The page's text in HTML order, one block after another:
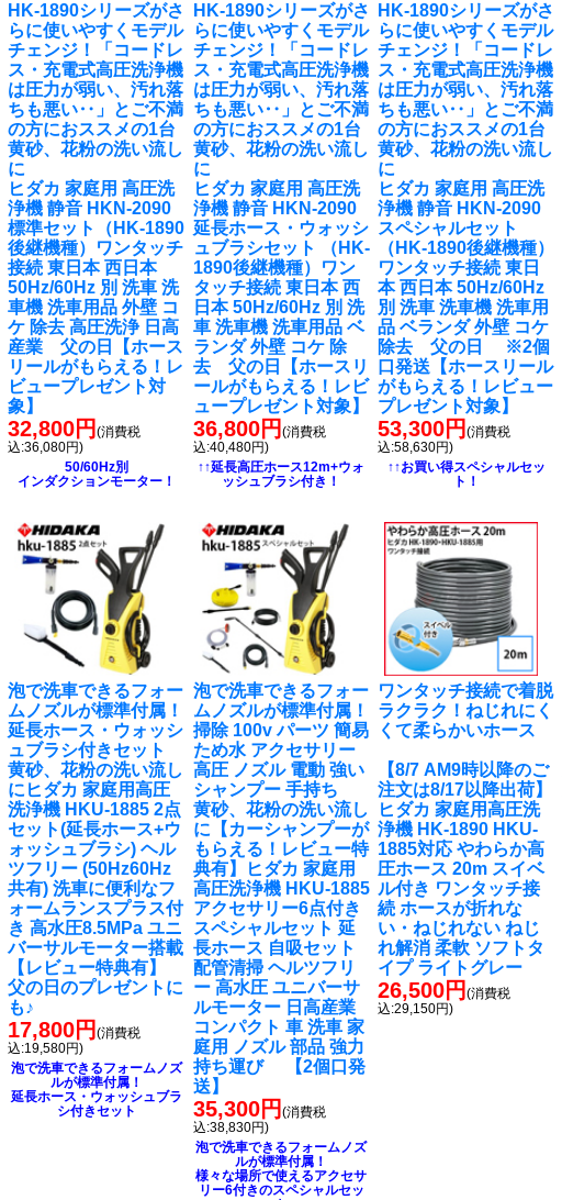
HK-1890シリーズがさ
らに使いやすくモデル
チェンジ！「コードレ
ス・充電式高圧洗浄機
は圧力が弱い、汚れ落
ちも悪い‥」とご不満
の方におススメの1台
黄砂、花粉の洗い流し
に
ヒダカ 家庭用 高圧洗
浄機 静音 HKN-2090
標準セット（HK-1890
後継機種）ワンタッチ
接続 東日本 西日本
50Hz/60Hz 別 洗車 洗
車機 洗車用品 外壁 コ
ケ 除去 高圧洗浄 日高
産業 父の日【ホース
リールがもらえる！レ
ビュープレゼント対
象】
32,800円(消費税
込:36,080円)
50/60Hz別
インダクションモーター！
HK-1890シリーズがさ
らに使いやすくモデル
チェンジ！「コードレ
ス・充電式高圧洗浄機
は圧力が弱い、汚れ落
ちも悪い‥」とご不満
の方におススメの1台
黄砂、花粉の洗い流し
に
ヒダカ 家庭用 高圧洗
浄機 静音 HKN-2090
延長ホース・ウォッシ
ュブラシセット （HK-
1890後継機種）ワン
タッチ接続 東日本 西
日本 50Hz/60Hz 別 洗
車 洗車機 洗車用品 ベ
ランダ 外壁 コケ 除
去 父の日【ホースリ
ールがもらえる！レビ
ュープレゼント対象】
36,800円 (消費税
込:40,480円)
↑↑延長高圧ホース12m+ウォ
ッシュブラシ付き！
HK-1890シリーズがさ
らに使いやすくモデル
チェンジ！「コードレ
ス・充電式高圧洗浄機
は圧力が弱い、汚れ落
ちも悪い‥」とご不満
の方におススメの1台
黄砂、花粉の洗い流し
に
ヒダカ 家庭用 高圧洗
浄機 静音 HKN-2090
スペシャルセット
（HK-1890後継機種）
ワンタッチ接続 東日
本 西日本 50Hz/60Hz
別 洗車 洗車機 洗車用
品 ベランダ 外壁 コケ
除去 父の日 ※2個
口発送【ホースリール
がもらえる！レビュー
プレゼント対象】
53,300円(消費税
込:58,630円)
↑↑お買い得スペシャルセッ
ト！
泡で洗車できるフォー
ムノズルが標準付属！
延長ホース・ウォッシ
ュブラシ付きセット
黄砂、花粉の洗い流し
に ヒダカ 家庭用高圧
洗浄機 HKU-1885 2点
セット(延長ホース+ウ
ォッシュブラシ) ヘル
ツフリー (50Hz60Hz
共有) 洗車に便利なフ
ォームランスプラス付
き 高水圧8.5MPa ユニ
バーサルモーター搭載
【レビュー特典有】
父の日のプレゼントに
も♪
17,800円(消費税
込:19,580円)
泡で洗車できるフォームノズ
ルが標準付属！
延長ホース・ウォッシュブラ
シ付きセット
泡で洗車できるフォー
ムノズルが標準付属！
掃除 100v パーツ 簡易
ため水 アクセサリー
高圧 ノズル 電動 強い
シャンプー 手持ち
黄砂、花粉の洗い流し
に 【カーシャンプーが
もらえる！レビュー特
典有】ヒダカ 家庭用
高圧洗浄機 HKU-1885
アクセサリー6点付き
スペシャルセット 延
長ホース 自吸セット
配管清掃 ヘルツフリ
ー 高水圧 ユニバーサ
ルモーター 日高産業
コンパクト 車 洗車 家
庭用 ノズル 部品 強力
持ち運び 【2個口発
送】
35,300円 (消費税
込:38,830円)
泡で洗車できるフォームノズ
ルが標準付属！
様々な場所で使えるアクセサ
リー6付きのスペシャルセッ
ワンタッチ接続で着脱
ラクラク！ねじれにく
くて柔らかいホース
【8/7 AM9時以降のご
注文は8/17以降出荷】
ヒダカ 家庭用高圧洗
浄機 HK-1890 HKU-
1885対応 やわらか高
圧ホース 20m スイベ
ル付き ワンタッチ接
続 ホースが折れな
い・ねじれない ねじ
れ解消 柔軟 ソフトタ
イプ ライトグレー
26,500円(消費税
込:29,150円)